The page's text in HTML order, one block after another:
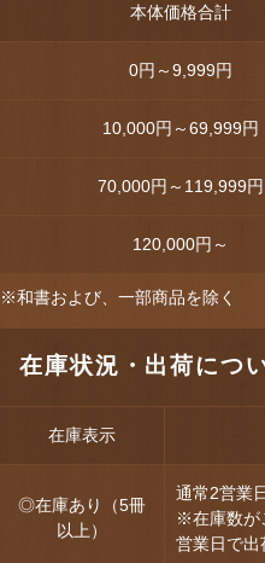
本体価格合計
0円～9,999円
10,000円～69,999円
70,000円～119,999円
120,000円～
※和書および、一部商品を除く
在庫状況・出荷につ
在庫表示
◎在庫あり（5冊
以上）
通常2営業
※在庫数が
営業日で出